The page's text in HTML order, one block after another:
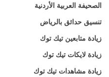
الصحيفة العربية الأردنية
تنسيق حدائق بالرياض
زيادة متابعين تيك توك
زيادة لايكات تيك توك
زيادة مشاهدات تيك توك